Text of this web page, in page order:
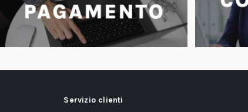
Servizio clienti